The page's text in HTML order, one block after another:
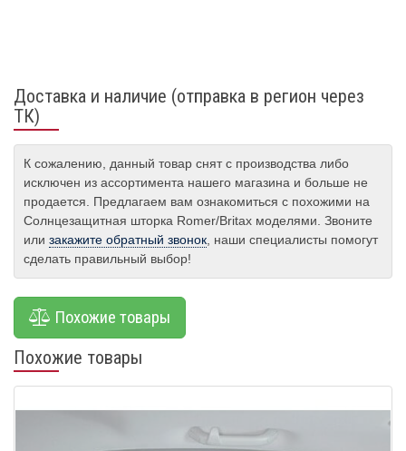
Доставка и наличие (отправка в регион через
ТК)
К сожалению, данный товар снят с производства либо
исключен из ассортимента нашего магазина и больше не
продается. Предлагаем вам ознакомиться с похожими на
Солнцезащитная шторка Romer/Britax моделями. Звоните
или закажите обратный звонок, наши специалисты помогут
сделать правильный выбор!
Похожие товары
Похожие товары